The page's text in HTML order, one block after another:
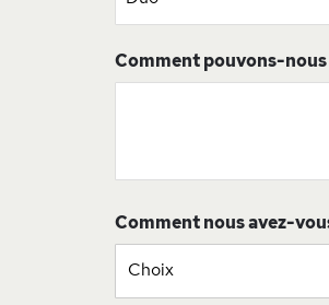
Comment pouvons-nous
Comment nous avez-